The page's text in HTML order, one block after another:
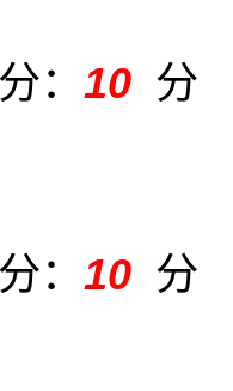
：10 分
：10 分